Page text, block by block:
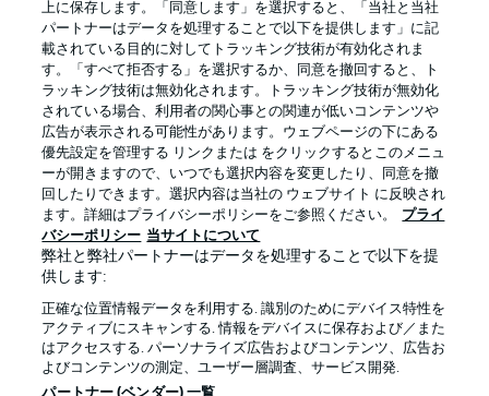
プライバシー・ポリシー 優先設定を管理する
利用条件 放送局
求人 選手
当サイトについて
上に保存します。「同意します」を選択すると、「当社と当社
パートナーはデータを処理することで以下を提供します」に記
載されている目的に対してトラッキング技術が有効化されま
す。「すべて拒否する」を選択するか、同意を撤回すると、ト
ラッキング技術は無効化されます。トラッキング技術が無効化
されている場合、利用者の関心事との関連が低いコンテンツや
広告が表示される可能性があります。ウェブページの下にある
優先設定を管理する リンクまたは をクリックするとこのメニュ
ーが開きますので、いつでも選択内容を変更したり、同意を撤
回したりできます。選択内容は当社の ウェブサイト に反映され
ます。詳細はプライバシーポリシーをご参照ください。
プライ
バシーポリシー 当サイトについて
弊社と弊社パートナーはデータを処理することで以下を提
供します:
正確な位置情報データを利用する. 識別のためにデバイス特性を
アクティブにスキャンする. 情報をデバイスに保存および／また
はアクセスする. パーソナライズ広告およびコンテンツ、広告お
よびコンテンツの測定、ユーザー層調査、サービス開発.